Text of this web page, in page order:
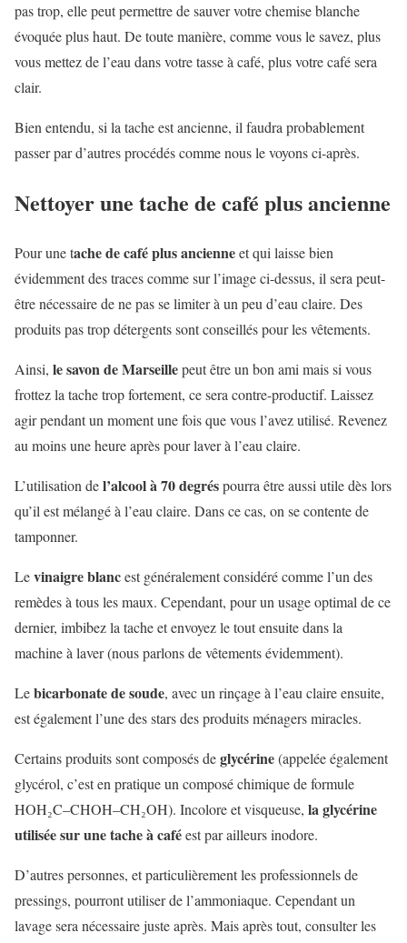
pas trop, elle peut permettre de sauver votre chemise blanche
évoquée plus haut. De toute manière, comme vous le savez, plus
vous mettez de l’eau dans votre tasse à café, plus votre café sera
clair.
Bien entendu, si la tache est ancienne, il faudra probablement
passer par d’autres procédés comme nous le voyons ci-après.
Nettoyer une tache de café plus ancienne
Pour une tache de café plus ancienneet qui laisse bien
évidemment des traces comme sur l’image ci-dessus, il sera peut-
être nécessaire de ne pas se limiter à un peu d’eau claire. Des
produits pas trop détergents sont conseillés pour les vêtements.
Ainsi, le savon de Marseillepeut être un bon ami mais si vous
frottez la tache trop fortement, ce sera contre-productif. Laissez
agir pendant un moment une fois que vous l’avez utilisé. Revenez
au moins une heure après pour laver à l’eau claire.
L’utilisation del’alcool à 70 degréspourra être aussi utile dès lors
qu’il est mélangé à l’eau claire. Dans ce cas, on se contente de
tamponner.
Levinaigre blancest généralement considéré comme l’un des
remèdes à tous les maux. Cependant, pour un usage optimal de ce
dernier, imbibez la tache et envoyez le tout ensuite dans la
machine à laver (nous parlons de vêtements évidemment).
Lebicarbonate de soude, avec un rinçage à l’eau claire ensuite,
est également l’une des stars des produits ménagers miracles.
Certains produits sont composés deglycérine(appelée également
glycérol, c’est en pratique un composé chimique de formule
HOH₂C–CHOH–CH₂OH). Incolore et visqueuse, la glycérine
utilisée sur une tache à caféest par ailleurs inodore.
D’autres personnes, et particulièrement les professionnels de
pressings, pourront utiliser de l’ammoniaque. Cependant un
lavage sera nécessaire juste après. Mais après tout, consulter les